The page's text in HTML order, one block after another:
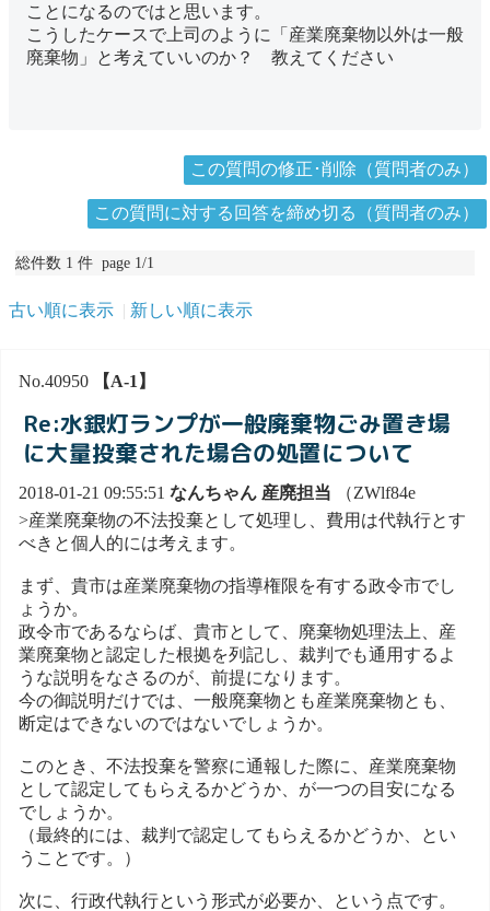
ことになるのではと思います。
こうしたケースで上司のように「産業廃棄物以外は一般
廃棄物」と考えていいのか？ 教えてください
この質問の修正･削除（質問者のみ）
この質問に対する回答を締め切る（質問者のみ）
総件数 1 件 page 1/1
古い順に表示 新しい順に表示
No.40950 【A-1】
Re:水銀灯ランプが一般廃棄物ごみ置き場
に大量投棄された場合の処置について
2018-01-21 09:55:51 なんちゃん 産廃担当 （ZWlf84e
>産業廃棄物の不法投棄として処理し、費用は代執行とす
べきと個人的には考えます。
まず、貴市は産業廃棄物の指導権限を有する政令市でし
ょうか。
政令市であるならば、貴市として、廃棄物処理法上、産
業廃棄物と認定した根拠を列記し、裁判でも通用するよ
うな説明をなさるのが、前提になります。
今の御説明だけでは、一般廃棄物とも産業廃棄物とも、
断定はできないのではないでしょうか。
このとき、不法投棄を警察に通報した際に、産業廃棄物
として認定してもらえるかどうか、が一つの目安になる
でしょうか。
（最終的には、裁判で認定してもらえるかどうか、とい
うことです。）
次に、行政代執行という形式が必要か、という点です。